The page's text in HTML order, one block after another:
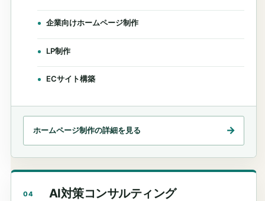
企業向けホームページ制作
LP制作
ECサイト構築
ホームページ制作の詳細を見る
04 AI対策コンサルティング